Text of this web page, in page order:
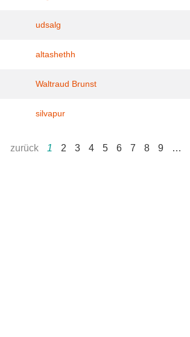
udsalg
altashethh
Waltraud Brunst
silvapur
zurück 1 2 3 4 5 6 7 8 9 …